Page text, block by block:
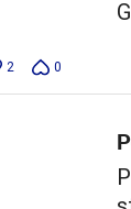
2 0